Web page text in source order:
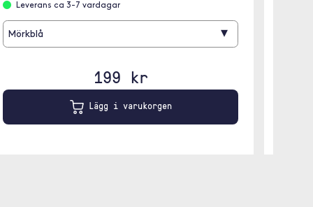
Leverans ca 3-7 vardagar
Mörkblå ▾
199 kr
Lägg i varukorgen